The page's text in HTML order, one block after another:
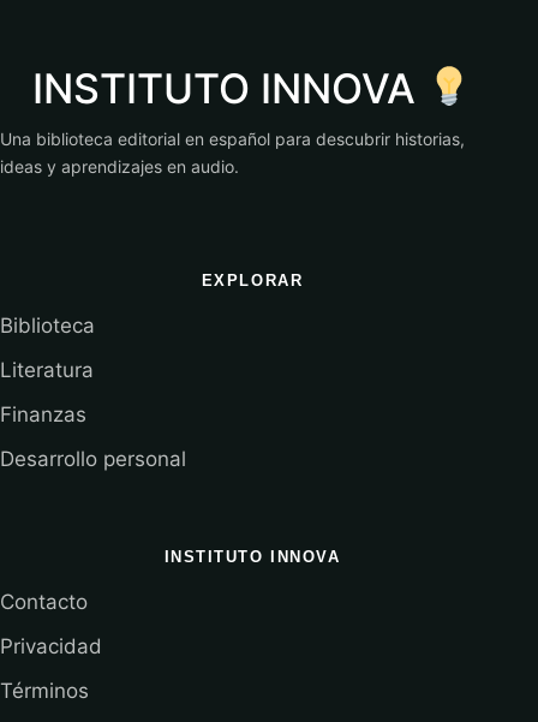
INSTITUTO INNOVA
Una biblioteca editorial en español para descubrir historias,
ideas y aprendizajes en audio.
EXPLORAR
Biblioteca
Literatura
Finanzas
Desarrollo personal
INSTITUTO INNOVA
Contacto
Privacidad
Términos